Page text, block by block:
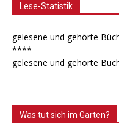
Lese-Statistik
gelesene und gehörte
****
gelesene und gehörte
Was tut sich im Garten?